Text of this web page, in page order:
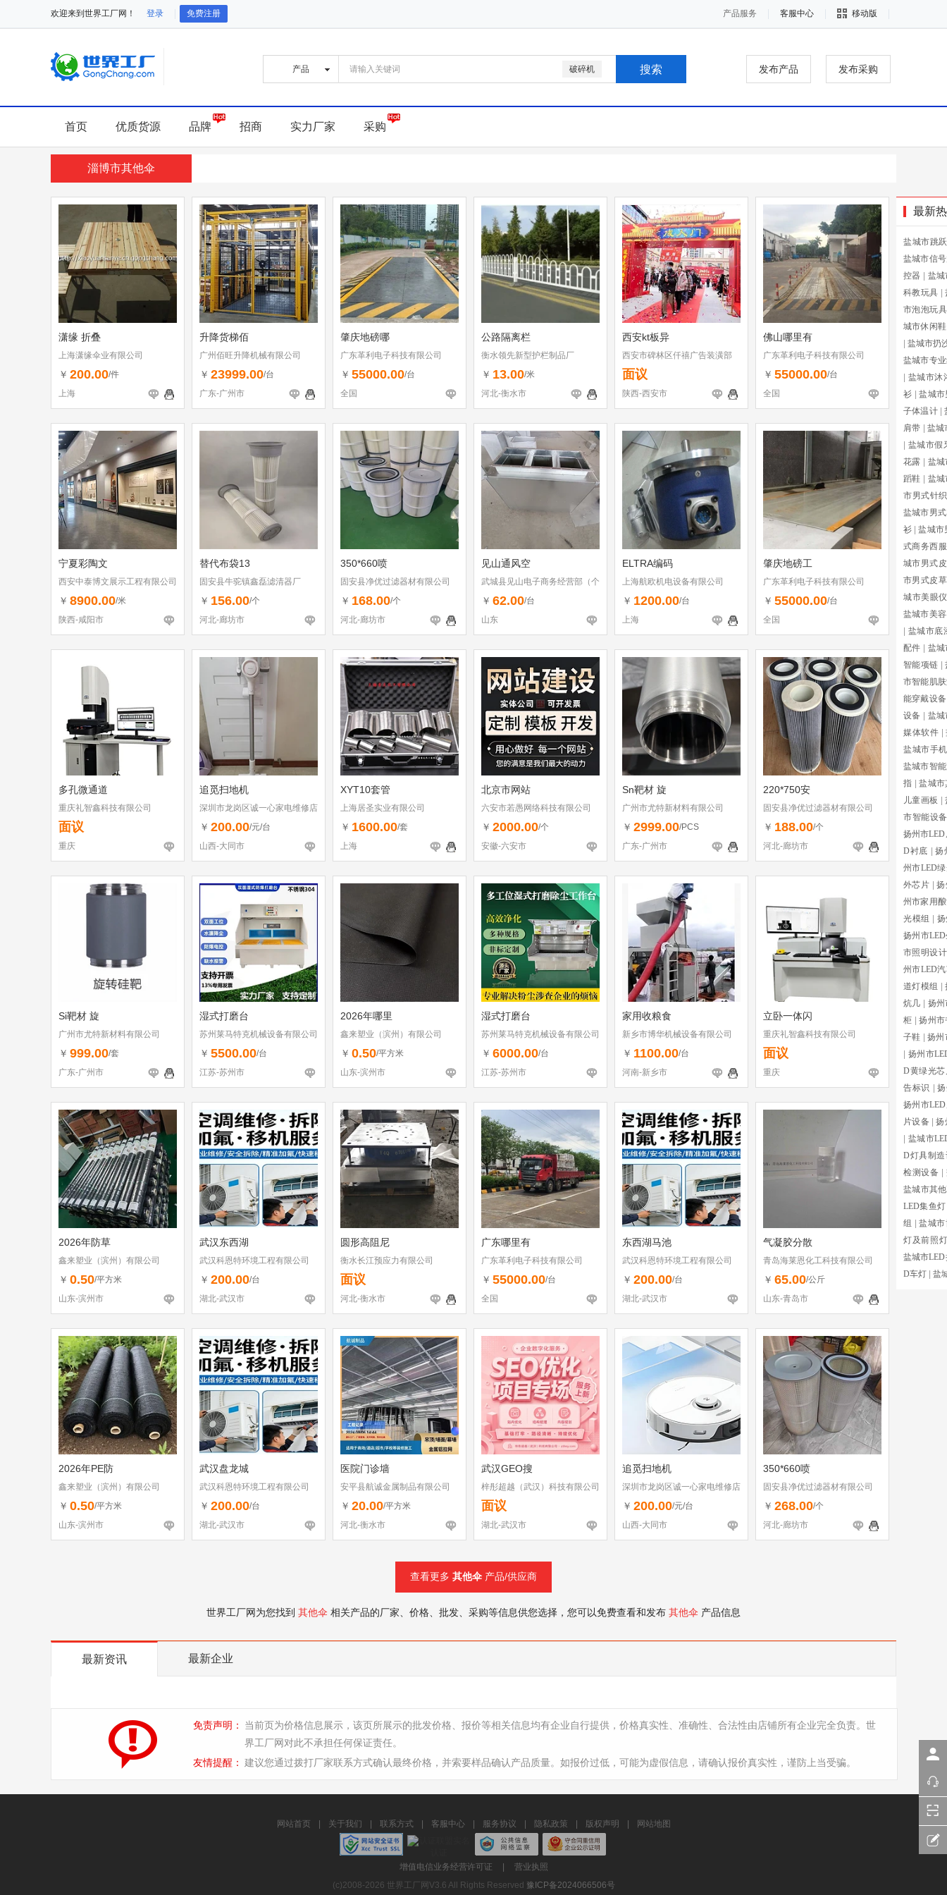
欢迎来到世界工厂网！ 登录 免费注册 产品服务 客服中心 移动版
破碎机 发布产品 发布采购
首页 优质货源 品牌 招商 实力厂家 采购
淄博市其他伞
潇缘 折叠
上海潇缘伞业有限公司
￥ 200.00/件
上海
升降货梯佰
广州佰旺升降机械有限公司
￥ 23999.00/台
广东-广州市
肇庆地磅哪
广东革利电子科技有限公司
￥ 55000.00/台
全国
公路隔离栏
衡水领先新型护栏制品厂
￥ 13.00/米
河北-衡水市
西安kt板异
西安市碑林区仟禧广告装潢部
面议
陕西-西安市
佛山哪里有
广东革利电子科技有限公司
￥ 55000.00/台
全国
宁夏彩陶文
西安中泰博文展示工程有限公司
￥ 8900.00/米
陕西-咸阳市
替代布袋13
固安县牛驼镇鑫磊滤清器厂
￥ 156.00/个
河北-廊坊市
350*660喷
固安县净优过滤器材有限公司
￥ 168.00/个
河北-廊坊市
见山通风空
武城县见山电子商务经营部（个
体工商户）
￥ 62.00/台
山东
ELTRA编码
上海航欧机电设备有限公司
￥ 1200.00/台
上海
肇庆地磅工
广东革利电子科技有限公司
￥ 55000.00/台
全国
多孔微通道
重庆礼智鑫科技有限公司
面议
重庆
追觅扫地机
深圳市龙岗区诚一心家电维修店
（个体工商户）
￥ 200.00/元/台
山西-大同市
XYT10套管
上海居圣实业有限公司
￥ 1600.00/套
上海
北京市网站
六安市若愚网络科技有限公司
￥ 2000.00/个
安徽-六安市
Sn靶材 旋
广州市尤特新材料有限公司
￥ 2999.00/PCS
广东-广州市
220*750安
固安县净优过滤器材有限公司
￥ 188.00/个
河北-廊坊市
Si靶材 旋
广州市尤特新材料有限公司
￥ 999.00/套
广东-广州市
湿式打磨台
苏州莱马特克机械设备有限公司
￥ 5500.00/台
江苏-苏州市
2026年哪里
鑫来塑业（滨州）有限公司
￥ 0.50/平方米
山东-滨州市
湿式打磨台
苏州莱马特克机械设备有限公司
￥ 6000.00/台
江苏-苏州市
家用收粮食
新乡市博华机械设备有限公司
￥ 1100.00/台
河南-新乡市
立卧一体闪
重庆礼智鑫科技有限公司
面议
重庆
2026年防草
鑫来塑业（滨州）有限公司
￥ 0.50/平方米
山东-滨州市
武汉东西湖
武汉科恩特环境工程有限公司
￥ 200.00/台
湖北-武汉市
圆形高阻尼
衡水长江预应力有限公司
面议
河北-衡水市
广东哪里有
广东革利电子科技有限公司
￥ 55000.00/台
全国
东西湖马池
武汉科恩特环境工程有限公司
￥ 200.00/台
湖北-武汉市
气凝胶分散
青岛海莱恩化工科技有限公司
￥ 65.00/公斤
山东-青岛市
2026年PE防
鑫来塑业（滨州）有限公司
￥ 0.50/平方米
山东-滨州市
武汉盘龙城
武汉科恩特环境工程有限公司
￥ 200.00/台
湖北-武汉市
医院门诊墙
安平县航诚金属制品有限公司
￥ 20.00/平方米
河北-衡水市
武汉GEO搜
梓彤超越（武汉）科技有限公司
面议
湖北-武汉市
追觅扫地机
深圳市龙岗区诚一心家电维修店
（个体工商户）
￥ 200.00/元/台
山西-大同市
350*660喷
固安县净优过滤器材有限公司
￥ 268.00/个
河北-廊坊市
查看更多 其他伞 产品/供应商
世界工厂网为您找到 其他伞 相关产品的厂家、价格、批发、采购等信息供您选择，您可以免费查看和发布 其他伞 产品信息
最新
盐城市跳
盐城市信
控器
盐
科教玩具
市泡泡玩具
城市休闲鞋
盐城市扔
盐城市专
盐城市沐
衫
盐城市
子体温计
肩带
盐城
盐城市假
花露
盐
蹈鞋
盐
市男式针
盐城市男
衫
盐城市
式商务西服
城市男式
市男式皮草
城市美眼仪
盐城市美
盐城市底
配件
盐
智能项链
市智能肌
能穿戴设备
设备
盐
媒体软件
盐城市手
盐城市智
指
盐城市
儿童画板
市智能设备
扬州市
D衬底
扬
州市LED
外芯片
扬
州市家用
光模组
扬州市
市照明设计
州市LED
道灯模组
炕几
扬
柜
扬州市
子鞋
扬州
扬州市
D黄绿光芯
告标识
扬州市
片设备
扬
盐城市
D灯具制造
检测设备
盐城市其
LED集鱼灯
组
盐城
灯及前照
盐城市
D车灯
盐
最新资讯 最新企业
免责声明：
当前页为价格信息展示，该页所展示的批发价格、报价等相关信息均有企业自行提供，价格真实性、准确性、合法性由店铺所有企业完全负责。世
界工厂网对此不承担任何保证责任。
友情提醒： 建议您通过拨打厂家联系方式确认最终价格，并索要样品确认产品质量。如报价过低，可能为虚假信息，请确认报价真实性，谨防上当受骗。
网站首页 关于我们 联系方式 客服中心 服务协议 隐私政策 版权声明 网站地图
增值电信业务经营许可证
营业执照
(c)2008-2026 世界工厂网V3.6 All Rights Reserved 豫ICP备2024066506号